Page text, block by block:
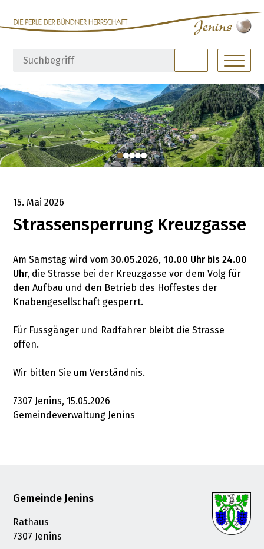
Suchbegriff
Suche
Strassensperrung Kreuzgasse
15. Mai 2026
Am Samstag wird vom30.05.2026, 10.00 Uhr bis 24.00
Uhr, die Strasse bei der Kreuzgasse vor dem Volg für
den Aufbau und den Betrieb des Hoffestes der
Knabengesellschaft gesperrt.
Für Fussgänger und Radfahrer bleibt die Strasse
offen.
Wir bitten Sie um Verständnis.
7307 Jenins, 15.05.2026
Gemeindeverwaltung Jenins
Footer
Gemeinde Jenins
Rathaus
7307 Jenins